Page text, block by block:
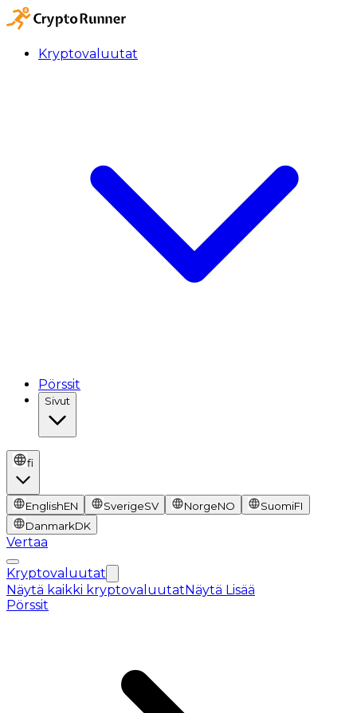
Kryptovaluutat
Pörssit
Sivut
fi
EnglishEN SverigeSV NorgeNO SuomiFI
DanmarkDK
Vertaa
Kryptovaluutat
Näytä kaikki kryptovaluutatNäytä Lisää
Pörssit